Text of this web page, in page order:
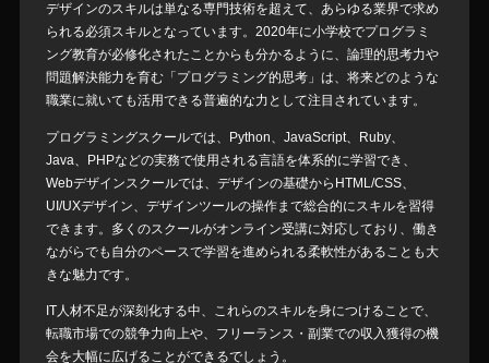
デザインのスキルは単なる専門技術を超えて、あらゆる業界で求め
られる必須スキルとなっています。2020年に小学校でプログラミ
ング教育が必修化されたことからも分かるように、論理的思考力や
問題解決能力を育む「プログラミング的思考」は、将来どのような
職業に就いても活用できる普遍的な力として注目されています。
プログラミングスクールでは、Python、JavaScript、Ruby、
Java、PHPなどの実務で使用される言語を体系的に学習でき、
Webデザインスクールでは、デザインの基礎からHTML/CSS、
UI/UXデザイン、デザインツールの操作まで総合的にスキルを習得
できます。多くのスクールがオンライン受講に対応しており、働き
ながらでも自分のペースで学習を進められる柔軟性があることも大
きな魅力です。
IT人材不足が深刻化する中、これらのスキルを身につけることで、
転職市場での競争力向上や、フリーランス・副業での収入獲得の機
会を大幅に広げることができるでしょう。